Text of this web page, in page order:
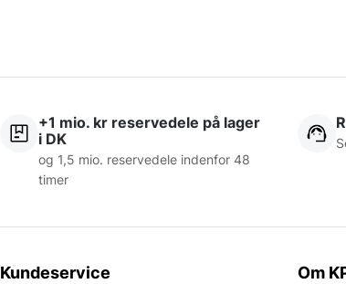
+1 mio. kr reservedele på lager
i DK
og 1,5 mio. reservedele indenfor 48
timer
Kundeservice Om